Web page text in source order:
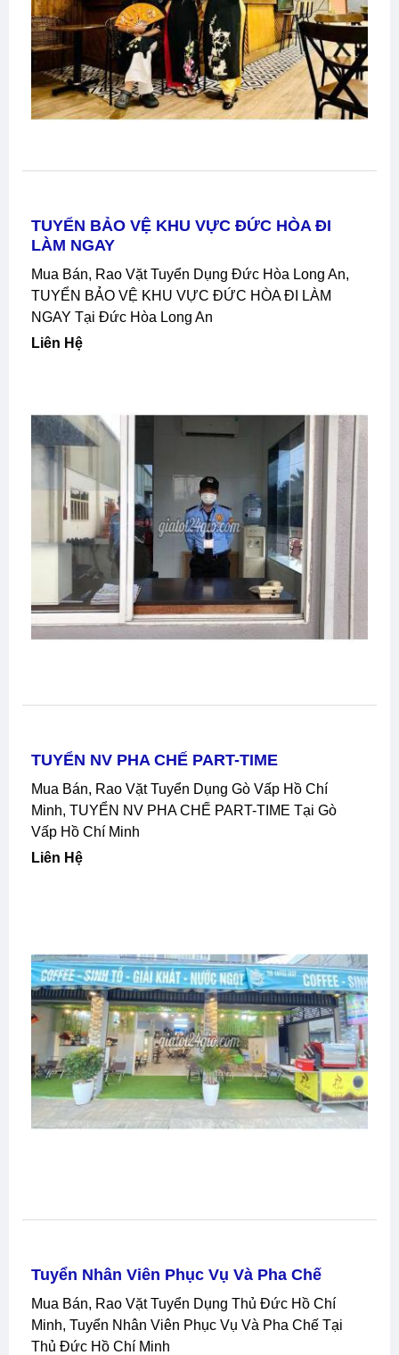
TUYỂN BẢO VỆ KHU VỰC ĐỨC HÒA ĐI
LÀM NGAY
Mua Bán, Rao Vặt Tuyển Dụng Đức Hòa Long An,
TUYỂN BẢO VỆ KHU VỰC ĐỨC HÒA ĐI LÀM
NGAY Tại Đức Hòa Long An
Liên Hệ
TUYỂN NV PHA CHẾ PART-TIME
Mua Bán, Rao Vặt Tuyển Dụng Gò Vấp Hồ Chí
Minh, TUYỂN NV PHA CHẾ PART-TIME Tại Gò
Vấp Hồ Chí Minh
Liên Hệ
Tuyển Nhân Viên Phục Vụ Và Pha Chế
Mua Bán, Rao Vặt Tuyển Dụng Thủ Đức Hồ Chí
Minh, Tuyển Nhân Viên Phục Vụ Và Pha Chế Tại
Thủ Đức Hồ Chí Minh